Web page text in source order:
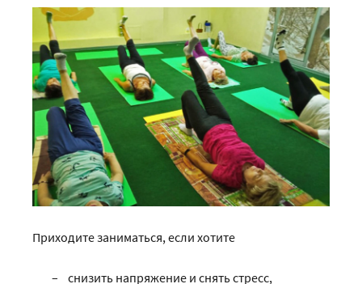
Приходите заниматься, если хотите
снизить напряжение и снять стресс,